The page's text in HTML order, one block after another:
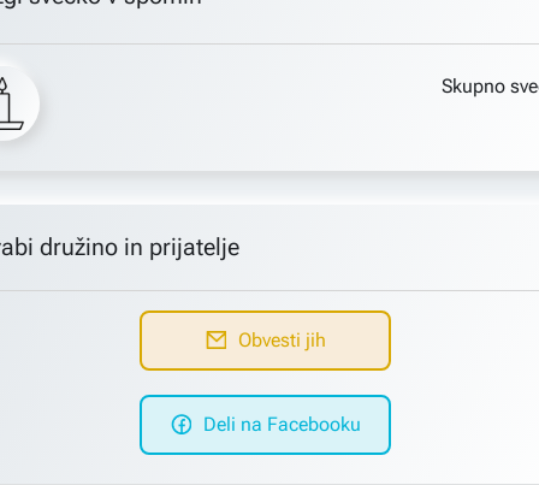
Skupno
družino in prijatelje
Obvesti jih
Deli na Facebooku